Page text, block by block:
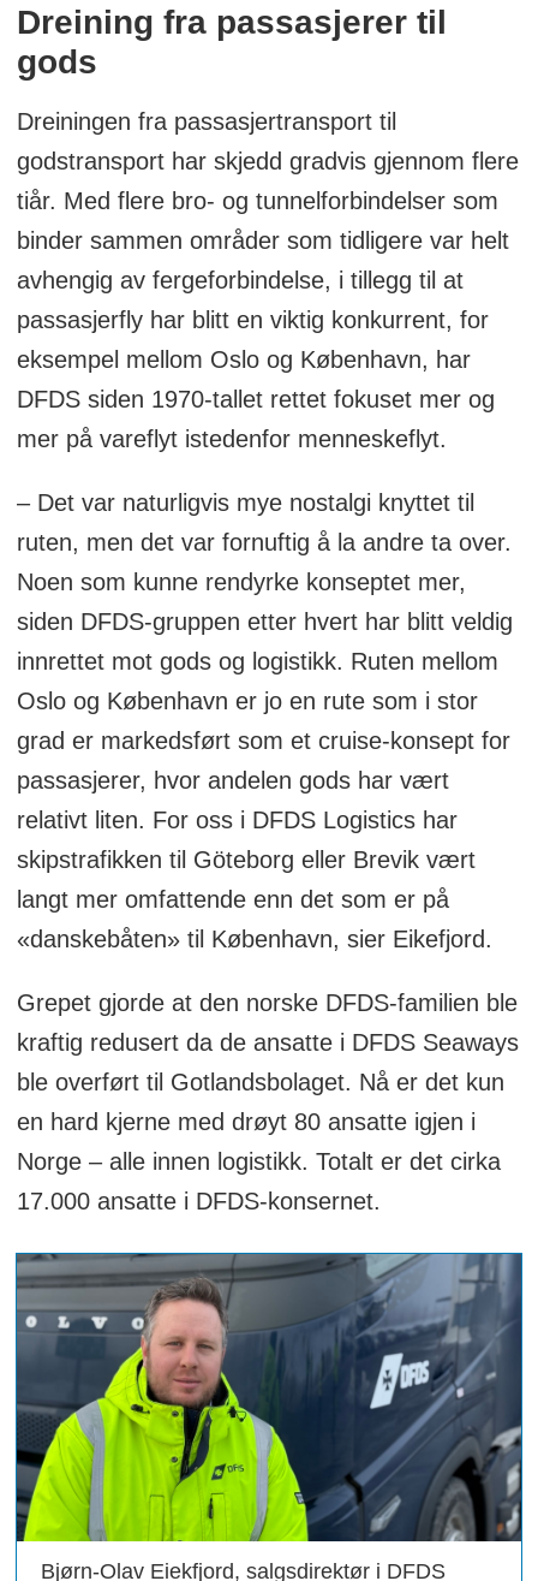
Dreining fra passasjerer til
gods
Dreiningen fra passasjertransport til
godstransport har skjedd gradvis gjennom flere
tiår. Med flere bro- og tunnelforbindelser som
binder sammen områder som tidligere var helt
avhengig av fergeforbindelse, i tillegg til at
passasjerfly har blitt en viktig konkurrent, for
eksempel mellom Oslo og København, har
DFDS siden 1970-tallet rettet fokuset mer og
mer på vareflyt istedenfor menneskeflyt.
– Det var naturligvis mye nostalgi knyttet til
ruten, men det var fornuftig å la andre ta over.
Noen som kunne rendyrke konseptet mer,
siden DFDS-gruppen etter hvert har blitt veldig
innrettet mot gods og logistikk. Ruten mellom
Oslo og København er jo en rute som i stor
grad er markedsført som et cruise-konsept for
passasjerer, hvor andelen gods har vært
relativt liten. For oss i DFDS Logistics har
skipstrafikken til Göteborg eller Brevik vært
langt mer omfattende enn det som er på
«danskebåten» til København, sier Eikefjord.
Grepet gjorde at den norske DFDS-familien ble
kraftig redusert da de ansatte i DFDS Seaways
ble overført til Gotlandsbolaget. Nå er det kun
en hard kjerne med drøyt 80 ansatte igjen i
Norge – alle innen logistikk. Totalt er det cirka
17.000 ansatte i DFDS-konsernet.
Bjørn-Olav Eiekfjord, salgsdirektør i DFDS